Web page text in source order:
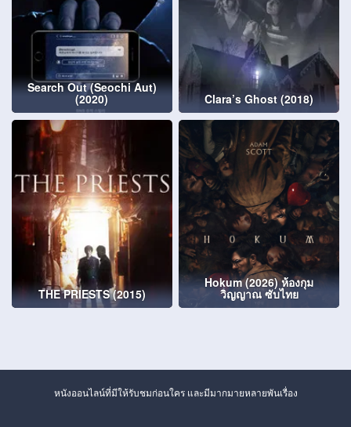
Search Out (Seochi Aut)
(2020) Clara’s Ghost (2018)
THE PRIESTS (2015)
Hokum (2026) ห้องกุม
วิญญาณ ซับไทย
หนังออนไลน์ที่มีให้รับชมก่อนใคร และมีมากมายหลายพันเรื่อง